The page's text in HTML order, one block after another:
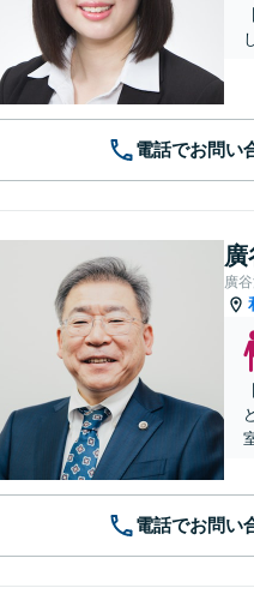
電話でお問い
廣
電話でお問い